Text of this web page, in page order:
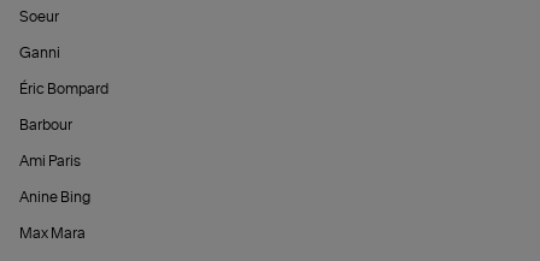
Soeur
Ganni
Éric Bompard
Barbour
Ami Paris
Anine Bing
Max Mara